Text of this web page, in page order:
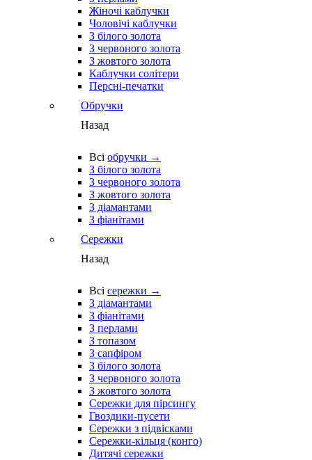
Жіночі каблучки
Чоловічі каблучки
З білого золота
З червоного золота
З жовтого золота
Каблучки солітери
Персні-печатки
Обручки
Назад
Всі обручки →
З білого золота
З червоного золота
З жовтого золота
З діамантами
З фіанітами
Сережки
Назад
Всі сережки →
З діамантами
З фіанітами
З перлами
З топазом
З сапфіром
З білого золота
З червоного золота
З жовтого золота
Сережки для пірсингу
Гвоздики-пусети
Сережки з підвісками
Сережки-кільця (конго)
Дитячі сережки